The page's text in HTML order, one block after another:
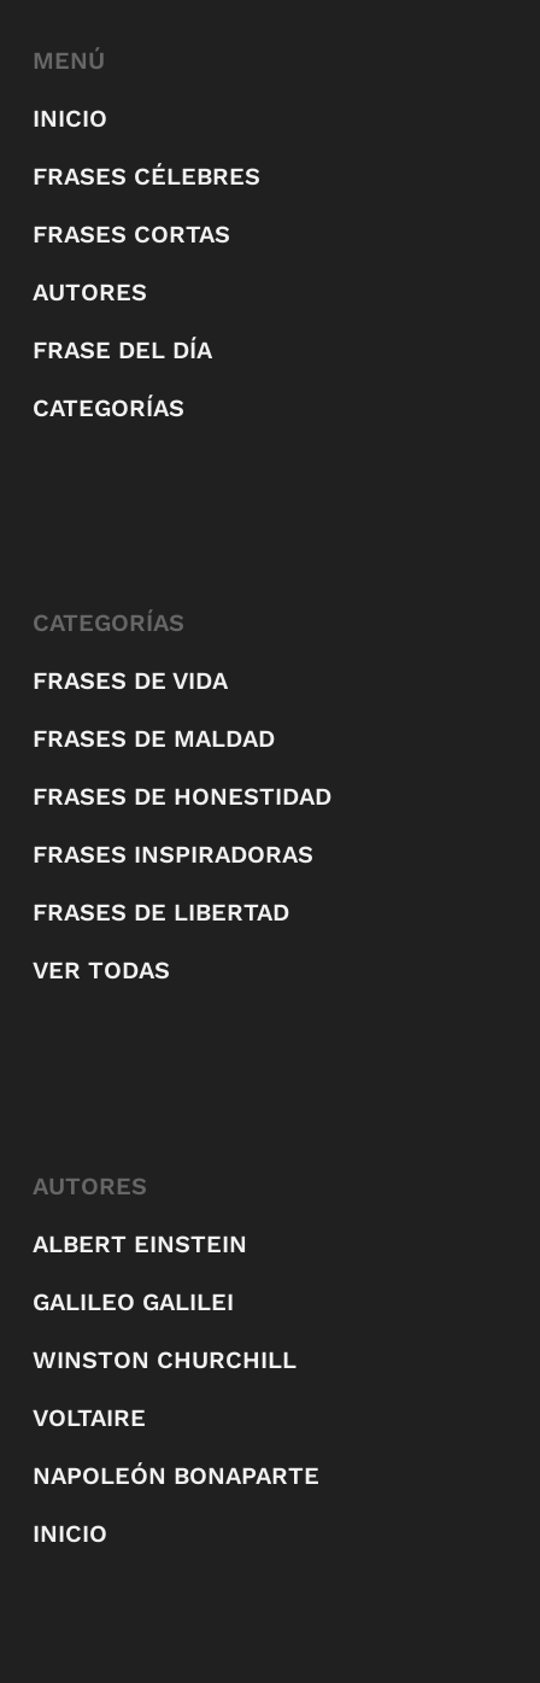
MENÚ
INICIO
FRASES CÉLEBRES
FRASES CORTAS
AUTORES
FRASE DEL DÍA
CATEGORÍAS
CATEGORÍAS
FRASES DE VIDA
FRASES DE MALDAD
FRASES DE HONESTIDAD
FRASES INSPIRADORAS
FRASES DE LIBERTAD
VER TODAS
AUTORES
ALBERT EINSTEIN
GALILEO GALILEI
WINSTON CHURCHILL
VOLTAIRE
NAPOLEÓN BONAPARTE
INICIO